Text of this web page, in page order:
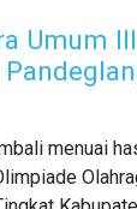
Umum III
menuai